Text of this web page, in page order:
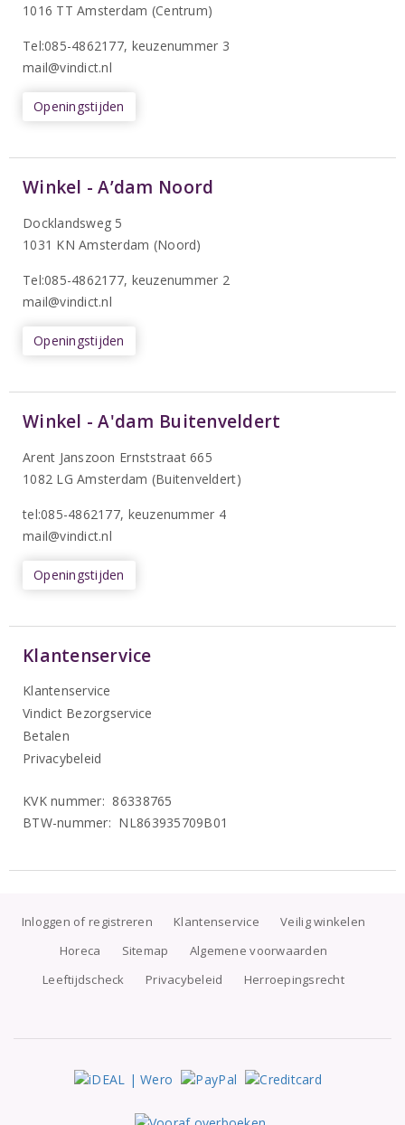
1016 TT Amsterdam (Centrum)
Tel:085-4862177, keuzenummer 3
mail@vindict.nl
Openingstijden
Winkel - A’dam Noord
Docklandsweg 5
1031 KN Amsterdam (Noord)
Tel:085-4862177, keuzenummer 2
mail@vindict.nl
Openingstijden
Winkel - A'dam Buitenveldert
Arent Janszoon Ernststraat 665
1082 LG Amsterdam (Buitenveldert)
tel:085-4862177, keuzenummer 4
mail@vindict.nl
Openingstijden
Klantenservice
Klantenservice
Vindict Bezorgservice
Betalen
Privacybeleid
KVK nummer: 86338765
BTW-nummer: NL863935709B01
Inloggen of registreren Klantenservice
Veilig winkelen
Horeca
Sitemap
Algemene voorwaarden
Leeftijdscheck
Privacybeleid Herroepingsrecht